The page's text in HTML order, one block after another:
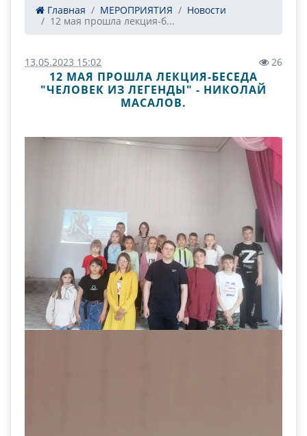
Главная МЕРОПРИЯТИЯ
Новости
12 мая прошла лекция-б...
13.05.2023 15:02 26
12 МАЯ ПРОШЛА ЛЕКЦИЯ-БЕСЕДА
"ЧЕЛОВЕК ИЗ ЛЕГЕНДЫ" - НИКОЛАЙ
МАСАЛОВ.